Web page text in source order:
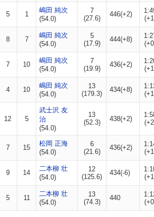
5 1
嶋田 純次
(54.0)
7
(27.6)
446(+2)
8 7
嶋田 純次
(54.0)
5
(17.9)
444(+8)
7 10
嶋田 純次
(54.0)
7
(19.9)
436(+2)
4 10
嶋田 純次
(54.0)
13
(179.3)
434(+8)
12 5
武士沢 友
治
(54.0)
13
(52.3)
438(+2)
7 15
松岡 正海
(54.0)
6
(21.6)
436(+2)
9 14
二本柳 壮
(54.0)
12
(125.6)
434(-6)
5 11
二本柳 壮
(54.0)
13
(74.3)
440